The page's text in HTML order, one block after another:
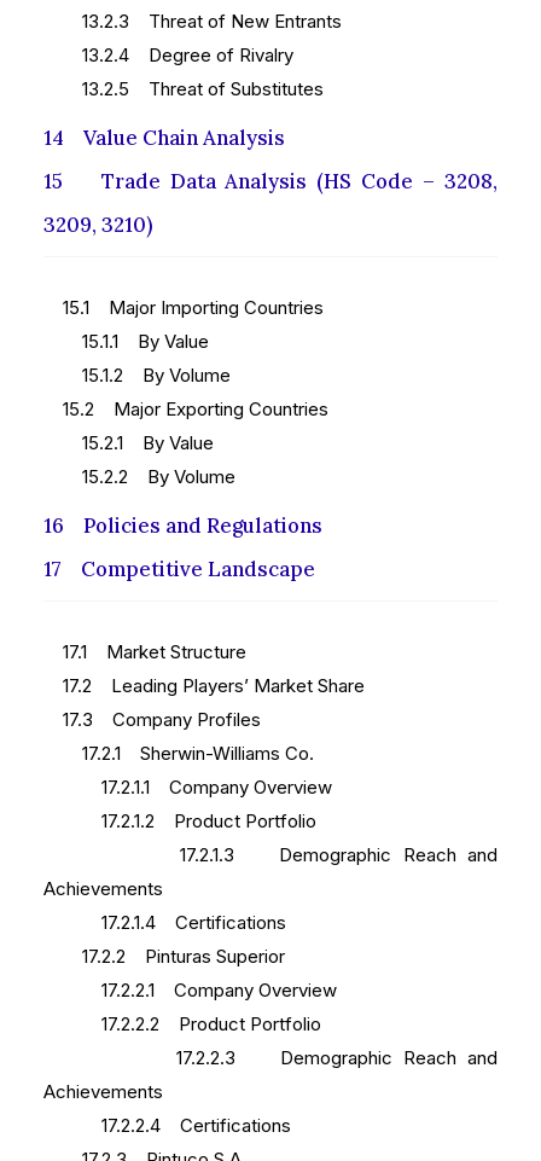
13.2.3 Threat of New Entrants
13.2.4 Degree of Rivalry
13.2.5 Threat of Substitutes
14 Value Chain Analysis
15 Trade Data Analysis (HS Code – 3208,
3209, 3210)
15.1 Major Importing Countries
15.1.1 By Value
15.1.2 By Volume
15.2 Major Exporting Countries
15.2.1 By Value
15.2.2 By Volume
16 Policies and Regulations
17 Competitive Landscape
17.1 Market Structure
17.2 Leading Players’ Market Share
17.3 Company Profiles
17.2.1 Sherwin-Williams Co.
17.2.1.1 Company Overview
17.2.1.2 Product Portfolio
17.2.1.3 Demographic Reach and
Achievements
17.2.1.4 Certifications
17.2.2 Pinturas Superior
17.2.2.1 Company Overview
17.2.2.2 Product Portfolio
17.2.2.3 Demographic Reach and
Achievements
17.2.2.4 Certifications